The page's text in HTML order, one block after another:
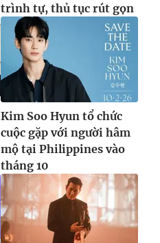
trình tự, thủ tục rút gọn
Kim Soo Hyun tổ chức
cuộc gặp với người hâm
mộ tại Philippines vào
tháng 10